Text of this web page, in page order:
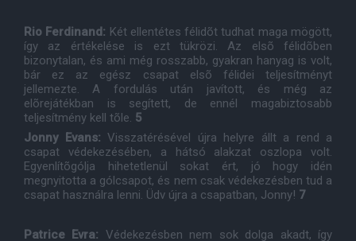
Rio Ferdinand: Két ellentétes félidõt tudhat maga mögött,
így az értékelése is ezt tükrözi. Az elsõ félidõben
bizonytalan, és ami még rosszabb, gyakran hanyag is volt,
bár ez az egész csapat elsõ félidei teljesítményt
jellemezte. A fordulás után javított, és még az
elõrejátékban is segített, de ennél magabiztosabb
teljesítmény kell tõle. 5
Jonny Evans: Visszatérésével újra helyre állt a rend a
csapat védekezésében, a hátsó alakzat oszlopa volt.
Egyenlítõgólja hihetetlenül sokat ért, jó hogy idén
megnyitotta a gólcsapot, és nem csak védekezésben tud a
csapat használra lenni. Üdv újra a csapatban, Jonny! 7
Patrice Evra: Védekezésben nem sok dolga akadt, így